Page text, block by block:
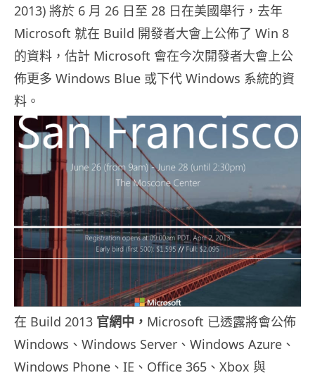
2013) 將於 6 月 26 日至 28 日在美國舉行，去年
Microsoft 就在 Build 開發者大會上公佈了 Win 8
的資料，估計 Microsoft 會在今次開發者大會上公
佈更多 Windows Blue 或下代 Windows 系統的資
料。
在 Build 2013 官網中， Microsoft 已透露將會公佈
Windows、Windows Server、Windows Azure、
Windows Phone、IE、Office 365、Xbox 與